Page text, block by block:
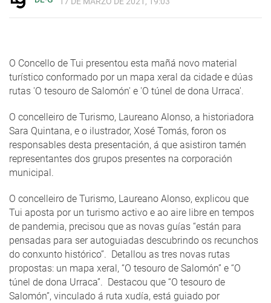
O Concello de Tui presentou esta mañá novo material
turístico conformado por un mapa xeral da cidade e dúas
rutas 'O tesouro de Salomón' e 'O túnel de dona Urraca'.
O concelleiro de Turismo, Laureano Alonso, a historiadora
Sara Quintana, e o ilustrador, Xosé Tomás, foron os
responsables desta presentación, á que asistiron tamén
representantes dos grupos presentes na corporación
municipal.
O concelleiro de Turismo, Laureano Alonso, explicou que
Tui aposta por un turismo activo e ao aire libre en tempos
de pandemia, precisou que as novas guías “están para
pensadas para ser autoguiadas descubrindo os recunchos
do conxunto histórico”. Detallou as tres novas rutas
propostas: un mapa xeral, “O tesouro de Salomón” e “O
túnel de dona Urraca”. Destacou que “O tesouro de
Salomón”, vinculado á ruta xudía, está guiado por